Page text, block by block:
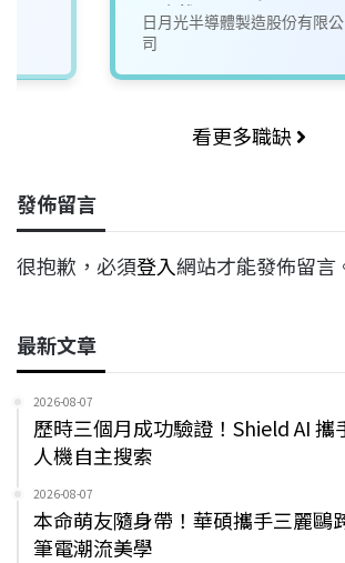
【高雄】
日月光半導體製造股份有限公
司
看更多職缺
發佈留言
很抱歉，必須登入網站才能發佈留言
最新文章
2026-08-07
歷時三個月成功驗證！Shield AI 攜
人機自主搜索
2026-08-07
本命萌友隨身帶！華碩攜手三麗鷗
筆電潮流美學